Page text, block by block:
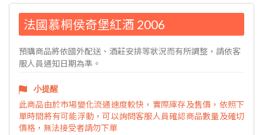
法國慕桐侯奇堡紅酒 2006
預購商品將依國外配送、酒莊安排等狀況而有所調整，請依客
服人員通知日期為準。
小提醒
此商品由於市場變化流通速度較快，實際庫存及售價，依照下
單時間將有可能浮動，可以詢問客服人員確認商品數量及確切
價格，無法接受者請勿下單